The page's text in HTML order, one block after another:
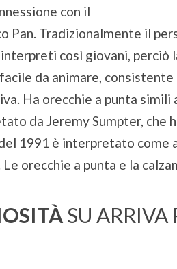
con il
Pan. Tradizionalmente il
così giovani, perciò
da animare, consistente
Ha orecchie a punta
da Jeremy Sumpter, che
1991 è interpretato come
Le orecchie a punta e la
SU ARRIVA